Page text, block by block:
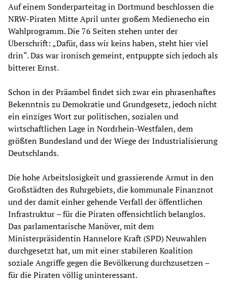
Auf einem Sonderparteitag in Dortmund beschlossen die
NRW-Piraten Mitte April unter großem Medienecho ein
Wahlprogramm. Die 76 Seiten stehen unter der
Überschrift: „Dafür, dass wir keins haben, steht hier viel
drin“. Das war ironisch gemeint, entpuppte sich jedoch als
bitterer Ernst.
Schon in der Präambel findet sich zwar ein phrasenhaftes
Bekenntnis zu Demokratie und Grundgesetz, jedoch nicht
ein einziges Wort zur politischen, sozialen und
wirtschaftlichen Lage in Nordrhein-Westfalen, dem
größten Bundesland und der Wiege der Industrialisierung
Deutschlands.
Die hohe Arbeitslosigkeit und grassierende Armut in den
Großstädten des Ruhrgebiets, die kommunale Finanznot
und der damit einher gehende Verfall der öffentlichen
Infrastruktur – für die Piraten offensichtlich belanglos.
Das parlamentarische Manöver, mit dem
Ministerpräsidentin Hannelore Kraft (SPD) Neuwahlen
durchgesetzt hat, um mit einer stabileren Koalition
soziale Angriffe gegen die Bevölkerung durchzusetzen –
für die Piraten völlig uninteressant.